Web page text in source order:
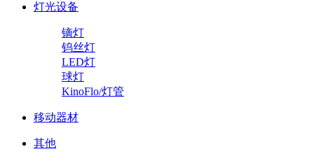
灯光设备
镝灯
钨丝灯
LED灯
球灯
KinoFlo/灯管
移动器材
其他